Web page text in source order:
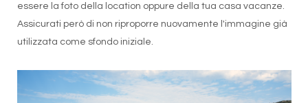
essere la foto della location oppure della tua casa vacanze.
Assicurati però di non riproporre nuovamente l'immagine già
utilizzata come sfondo iniziale.